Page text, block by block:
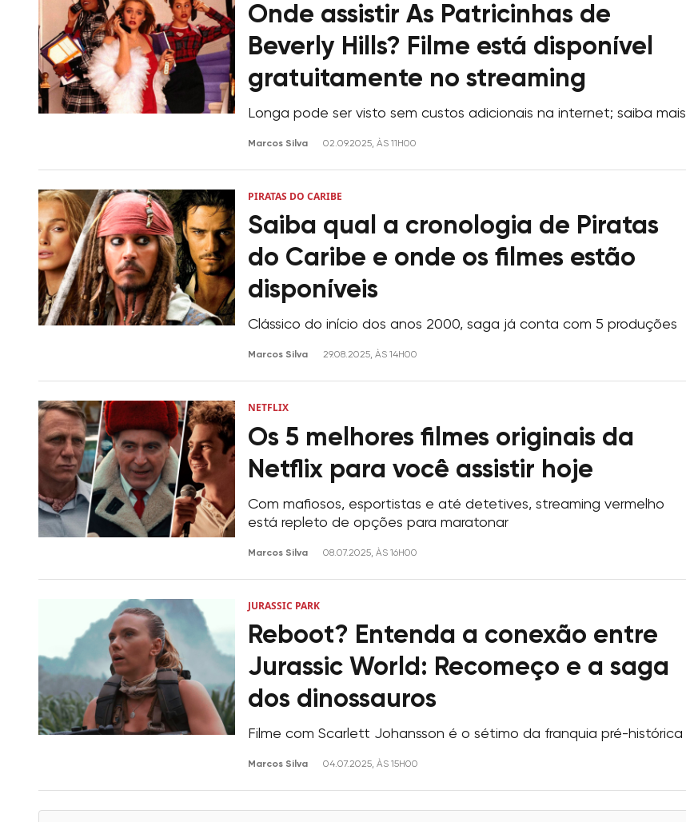
Onde assistir As Patricinhas de
Beverly Hills? Filme está disponível
gratuitamente no streaming
Longa pode ser visto sem custos adicionais na internet; saiba mais
Marcos Silva 02.09.2025, ÀS 11H00
PIRATAS DO CARIBE
Saiba qual a cronologia de Piratas
do Caribe e onde os filmes estão
disponíveis
Clássico do início dos anos 2000, saga já conta com 5 produções
Marcos Silva 29.08.2025, ÀS 14H00
NETFLIX
Os 5 melhores filmes originais da
Netflix para você assistir hoje
Com mafiosos, esportistas e até detetives, streaming vermelho
está repleto de opções para maratonar
Marcos Silva 08.07.2025, ÀS 16H00
JURASSIC PARK
Reboot? Entenda a conexão entre
Jurassic World: Recomeço e a saga
dos dinossauros
Filme com Scarlett Johansson é o sétimo da franquia pré-histórica
Marcos Silva 04.07.2025, ÀS 15H00